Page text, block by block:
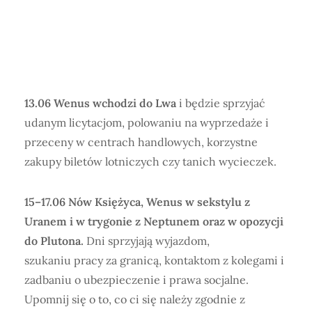
13.06 Wenus wchodzi do Lwa i będzie sprzyjać
udanym licytacjom, polowaniu na wyprzedaże i
przeceny w centrach handlowych, korzystne
zakupy biletów lotniczych czy tanich wycieczek.
15–17.06 Nów Księżyca, Wenus w sekstylu z
Uranem i w trygonie z Neptunem oraz w opozycji
do Plutona. Dni sprzyjają wyjazdom,
szukaniu pracy za granicą, kontaktom z kolegami i
zadbaniu o ubezpieczenie i prawa socjalne.
Upomnij się o to, co ci się należy zgodnie z